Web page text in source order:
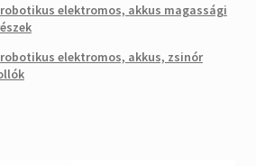
robotikus elektromos, akkus magassági
robotikus elektromos, akkus, zsinór